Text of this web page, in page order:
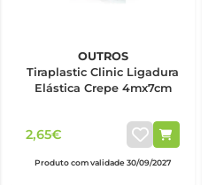
OUTROS
Tiraplastic Clinic Ligadura
Elástica Crepe 4mx7cm
2,65€
Produto com validade 30/09/2027